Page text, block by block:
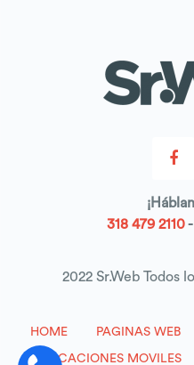
¡
318 479 2110
2022 Sr.Web Todos
HOME PAGINAS WEB
APLICACIONES MOVILES